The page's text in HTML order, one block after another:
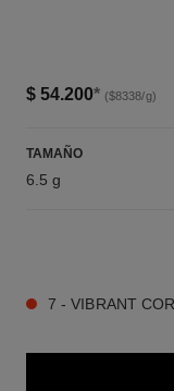
$ 54.200* ($8338/g)
TAMAÑO
6.5 g
7 - VIBRANT